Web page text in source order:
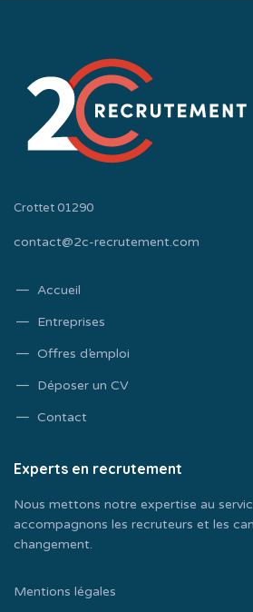
Crottet 01290
contact@2c-recrutement.com
Accueil
Entreprises
Offres d’emploi
Déposer un CV
Contact
Experts en recrutement
Nous mettons notre expertise au
accompagnons les recruteurs et les
changement.
Mentions légales